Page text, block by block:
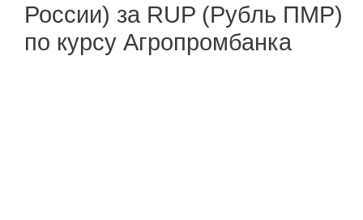
России) за RUP (Рубль ПМР)
по курсу Агропромбанка